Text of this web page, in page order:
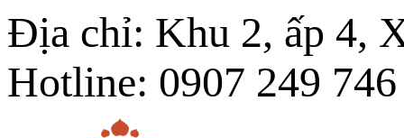
Địa chỉ: Khu 2, ấp 4,
Hotline: 0907 249 746